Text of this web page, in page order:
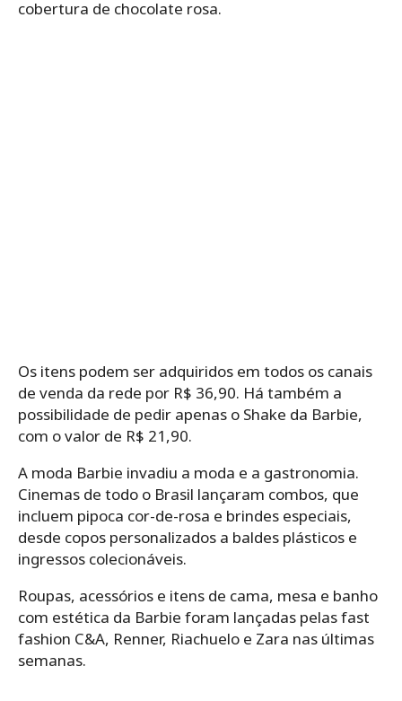
cobertura de chocolate rosa.
Os itens podem ser adquiridos em todos os canais
de venda da rede por R$ 36,90. Há também a
possibilidade de pedir apenas o Shake da Barbie,
com o valor de R$ 21,90.
A moda Barbie invadiu a moda e a gastronomia.
Cinemas de todo o Brasil lançaram combos, que
incluem pipoca cor-de-rosa e brindes especiais,
desde copos personalizados a baldes plásticos e
ingressos colecionáveis.
Roupas, acessórios e itens de cama, mesa e banho
com estética da Barbie foram lançadas pelas fast
fashion C&A, Renner, Riachuelo e Zara nas últimas
semanas.